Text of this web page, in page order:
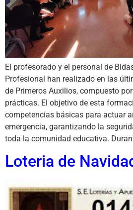
El profesorado y el personal de
Profesional han realizado en las
de Primeros Auxilios, compuesto
prácticas. El objetivo de esta
competencias básicas para actuar
emergencia, garantizando la
toda la comunidad educativa.
Loteria de